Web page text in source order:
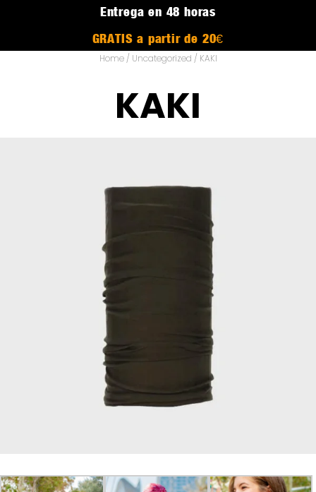
Entrega en 48 horas
GRATIS a partir de 20€
Home/ Uncategorized / KAKI
KAKI